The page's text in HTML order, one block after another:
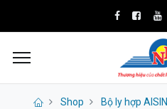
Shop Bộ ly hợp AISIN